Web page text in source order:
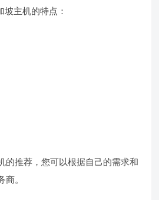
坡主机的特点：
的推荐，您可以根据自己的需求和
商。